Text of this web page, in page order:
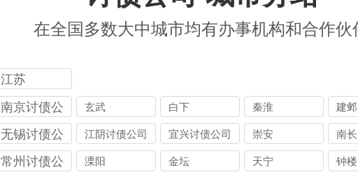
在全国多数大中城市均有办事机构和合作伙
江苏
南京讨债公
司
玄武 白下 秦淮 建邺
无锡讨债公
司
江阴讨债公司 宜兴讨债公司 崇安 南长
常州讨债公
溧阳 金坛 天宁 钟楼